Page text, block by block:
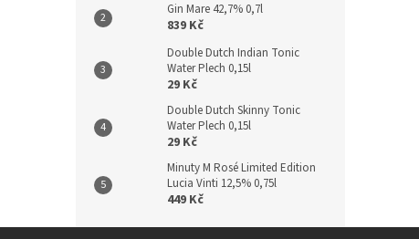
Gin Mare 42,7% 0,7l
839 Kč
Double Dutch Indian Tonic
Water Plech 0,15l
29 Kč
Double Dutch Skinny Tonic
Water Plech 0,15l
29 Kč
Minuty M Rosé Limited Edition
Lucia Vinti 12,5% 0,75l
449 Kč